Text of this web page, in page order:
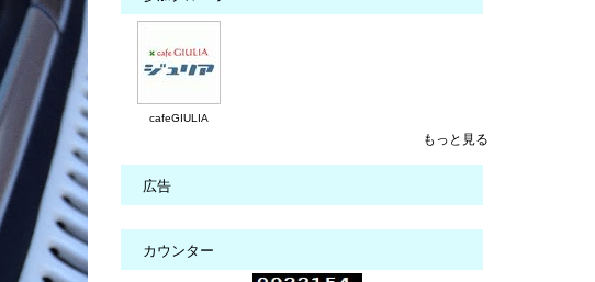
cafeGIULIA
もっと見る
広告
カウンター